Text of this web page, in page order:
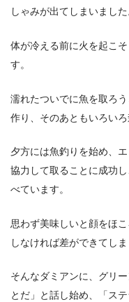
しゃみが出てしまいました
体が冷える前に火を起こ
す。
濡れたついでに魚を取ろ
作り、そのあともいろいろ
夕方には魚釣りを始め、
協力して取ることに成功
べています。
思わず美味しいと顔をほ
しなければ差ができてし
そんなダミアンに、グリ
とだ」と話し始め、「ス